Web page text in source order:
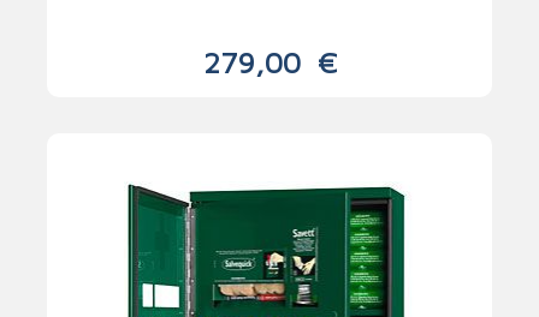
279,00 €